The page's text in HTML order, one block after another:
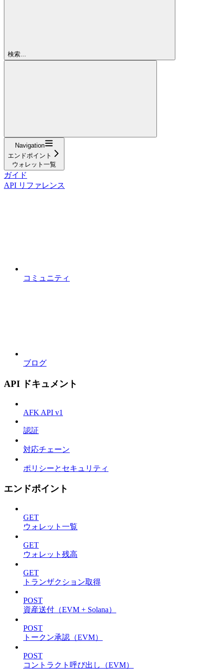
検索...
Navigation
エンドポイント
ウォレット一覧
ガイド
API リファレンス
コミュニティ
ブログ
API ドキュメント
AFK API v1
認証
対応チェーン
ポリシーとセキュリティ
エンドポイント
GET
ウォレット一覧
GET
ウォレット残高
GET
トランザクション取得
POST
資産送付（EVM + Solana）
POST
トークン承認（EVM）
POST
コントラクト呼び出し（EVM）